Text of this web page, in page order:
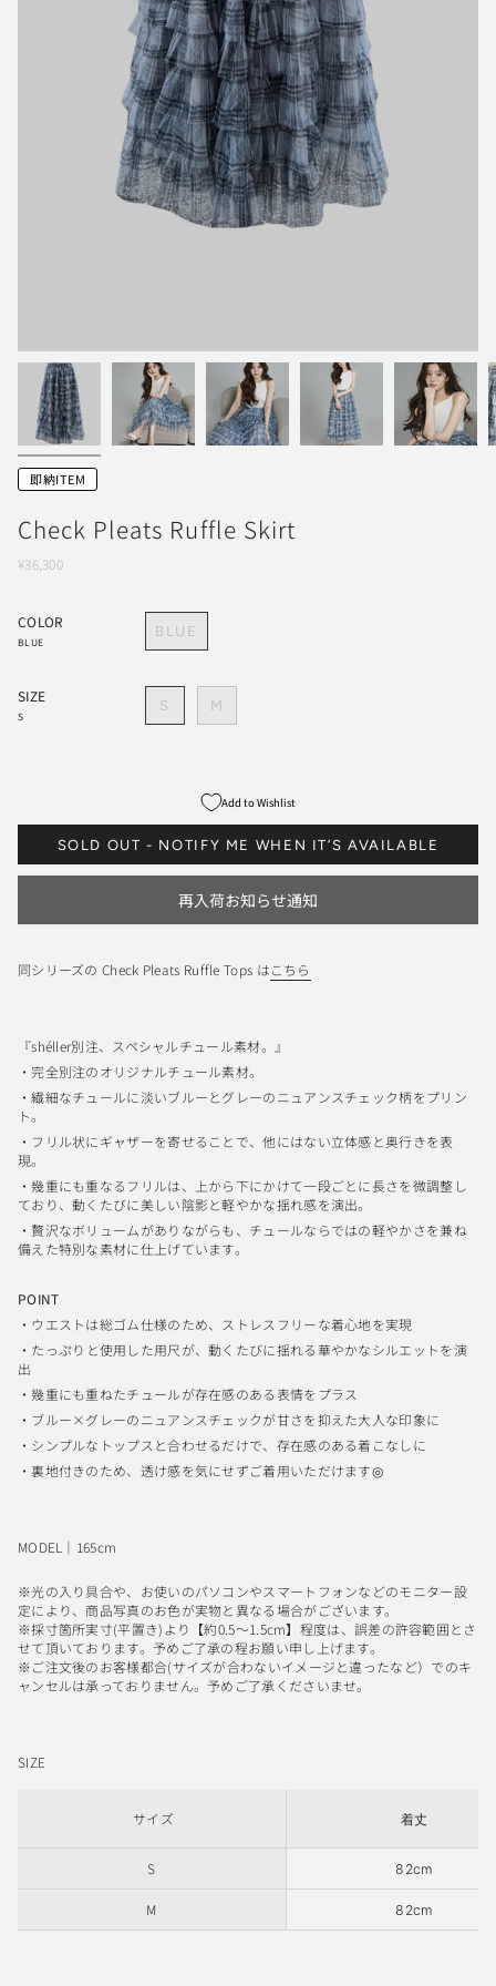
即納ITEM
Check Pleats Ruffle Skirt
¥36,300
COLOR
BLUE
BLUE
SIZE
S
S M
Add to Wishlist
SOLD OUT - NOTIFY ME WHEN IT’S AVAILABLE
再入荷お知らせ通知
同シリーズの Check Pleats Ruffle Tops はこちら
『shéller別注、スペシャルチュール素材。』
・完全別注のオリジナルチュール素材。
・繊細なチュールに淡いブルーとグレーのニュアンスチェック柄をプリン
ト。
・フリル状にギャザーを寄せることで、他にはない立体感と奥行きを表
現。
・幾重にも重なるフリルは、上から下にかけて一段ごとに長さを微調整し
ており、動くたびに美しい陰影と軽やかな揺れ感を演出。
・贅沢なボリュームがありながらも、チュールならではの軽やかさを兼ね
備えた特別な素材に仕上げています。
POINT
・ウエストは総ゴム仕様のため、ストレスフリーな着心地を実現
・ たっぷりと使用した用尺が、動くたびに揺れる華やかなシルエットを演
出
・幾重にも重ねたチュールが存在感のある表情をプラス
・ブルー×グレーのニュアンスチェックが甘さを抑えた大人な印象に
・シンプルなトップスと合わせるだけで、存在感のある着こなしに
・裏地付きのため、透け感を気にせずご着用いただけます◎
MODEL｜165cm
※光の入り具合や、お使いのパソコンやスマートフォンなどのモニター設
定により、商品写真のお色が実物と異なる場合がございます。
※採寸箇所実寸(平置き)より【約0.5〜1.5cm】程度は、誤差の許容範囲とさ
せて頂いております。予めご了承の程お願い申し上げます。
※ご注文後のお客様都合(サイズが合わないイメージと違ったなど）でのキ
ャンセルは承っておりません。予めご了承くださいませ。
SIZE
サイズ 着丈
S 82cm
M 82cm